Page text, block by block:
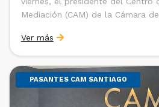
Mediación (CAM) de la Cámara
del CAM Santiago, Ximena Vial; y
la CCS, Carlos Soublette,
Ver más
PASANTES CAM SANTIAGO